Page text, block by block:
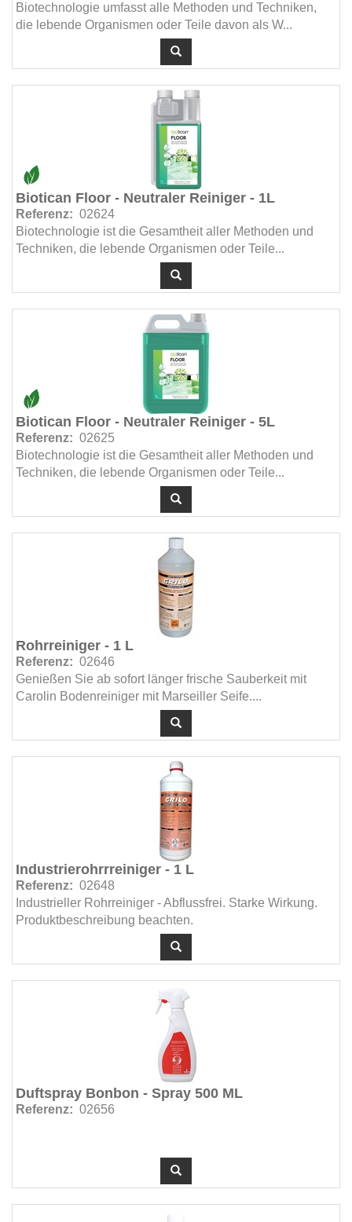
Biotechnologie umfasst alle Methoden und Techniken,
die lebende Organismen oder Teile davon als W...
Biotican Floor - Neutraler Reiniger - 1L
Referenz: 02624
Biotechnologie ist die Gesamtheit aller Methoden und
Techniken, die lebende Organismen oder Teile...
Biotican Floor - Neutraler Reiniger - 5L
Referenz: 02625
Biotechnologie ist die Gesamtheit aller Methoden und
Techniken, die lebende Organismen oder Teile...
Rohrreiniger - 1 L
Referenz: 02646
Genießen Sie ab sofort länger frische Sauberkeit mit
Carolin Bodenreiniger mit Marseiller Seife....
Industrierohrrreiniger - 1 L
Referenz: 02648
Industrieller Rohrreiniger - Abflussfrei. Starke Wirkung.
Produktbeschreibung beachten.
Duftspray Bonbon - Spray 500 ML
Referenz: 02656